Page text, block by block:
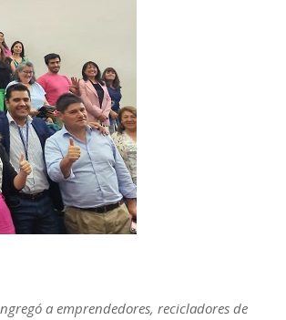
a emprendedores, recicladores de